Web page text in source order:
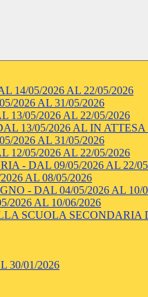
14/05/2026 AL 22/05/2026
2026 AL 31/05/2026
13/05/2026 AL 22/05/2026
13/05/2026 AL IN
2026 AL 31/05/2026
12/05/2026 AL 22/05/2026
- DAL 09/05/2026 AL 22/
AL 08/05/2026
- DAL 04/05/2026 AL 10/
2026 AL 10/06/2026
SCUOLA SECONDARIA
30/01/2026